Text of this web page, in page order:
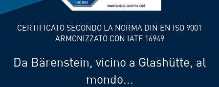
CERTIFICATO SECONDO LA NORMA DIN EN ISO 9001
ARMONIZZATO CON IATF 16949
Da Bärenstein, vicino a Glashütte, al
mondo...